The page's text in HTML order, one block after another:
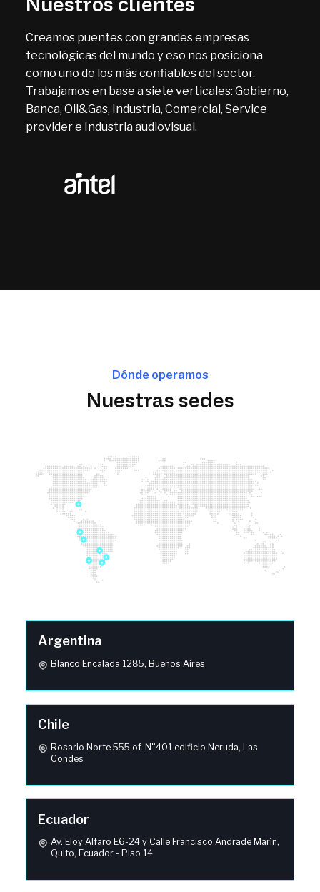
Creamos puentes con grandes empresas
tecnológicas del mundo y eso nos posiciona
como uno de los más confiables del sector.
Trabajamos en base a siete verticales: Gobierno,
Banca, Oil&Gas, Industria, Comercial, Service
provider e Industria audiovisual.
Dónde operamos
Nuestras sedes
Argentina
Blanco Encalada 1285, Buenos Aires
Chile
Rosario Norte 555 of. N°401 edificio Neruda, Las
Condes
Ecuador
Av. Eloy Alfaro E6-24 y Calle Francisco Andrade Marín,
Quito, Ecuador - Piso 14